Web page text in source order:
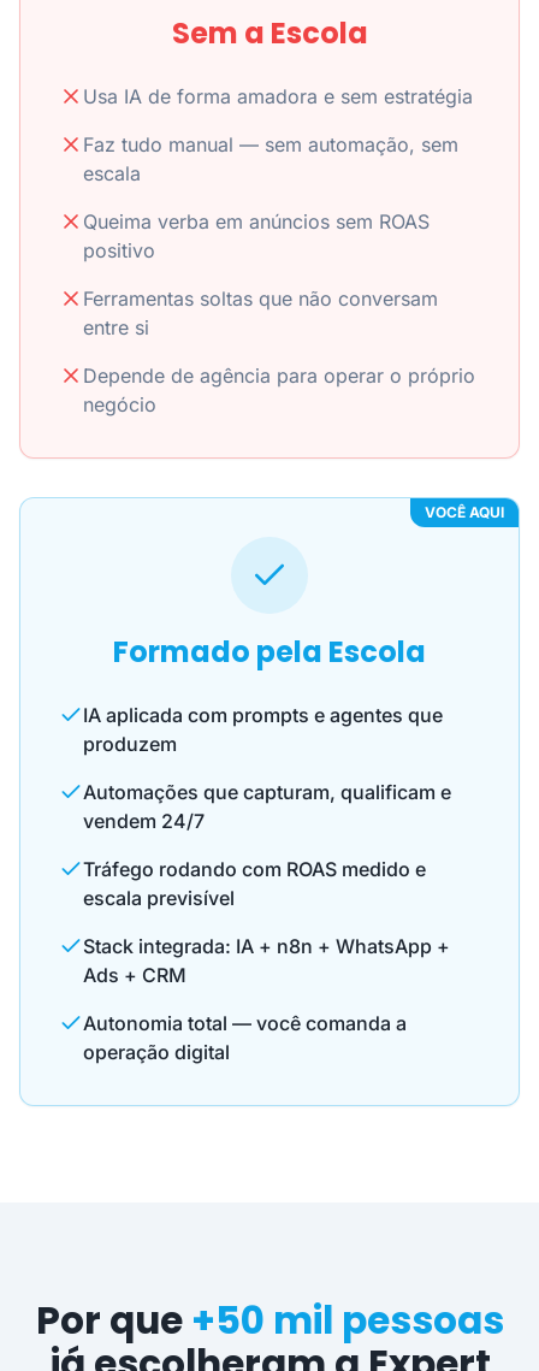
Sem a Escola
Usa IA de forma amadora e sem estratégia
Faz tudo manual — sem automação, sem
escala
Queima verba em anúncios sem ROAS
positivo
Ferramentas soltas que não conversam
entre si
Depende de agência para operar o próprio
negócio
VOCÊ AQUI
Formado pela Escola
IA aplicada com prompts e agentes que
produzem
Automações que capturam, qualificam e
vendem 24/7
Tráfego rodando com ROAS medido e
escala previsível
Stack integrada: IA + n8n + WhatsApp +
Ads + CRM
Autonomia total — você comanda a
operação digital
Por que +50 mil pessoas